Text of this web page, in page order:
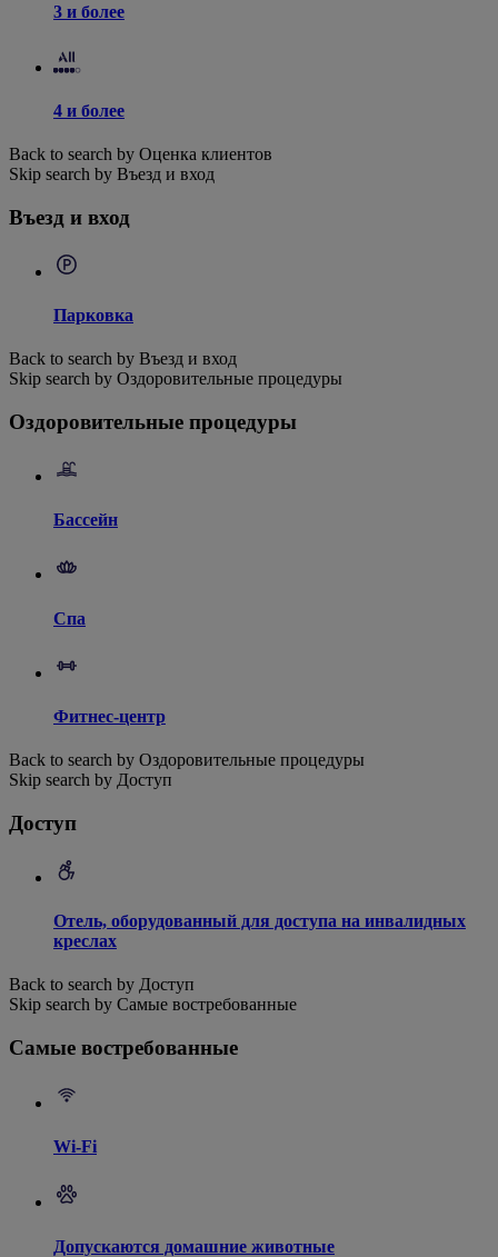
3 и более
4 и более
Back to search by Оценка клиентов
Skip search by Въезд и вход
Въезд и вход
Парковка
Back to search by Въезд и вход
Skip search by Оздоровительные процедуры
Оздоровительные процедуры
Бассейн
Спа
Фитнес-центр
Back to search by Оздоровительные процедуры
Skip search by Доступ
Доступ
Отель, оборудованный для доступа на инвалидных
креслах
Back to search by Доступ
Skip search by Самые востребованные
Самые востребованные
Wi-Fi
Допускаются домашние животные